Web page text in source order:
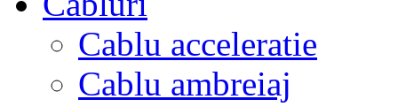
Cablu acceleratie
Cablu ambreiaj